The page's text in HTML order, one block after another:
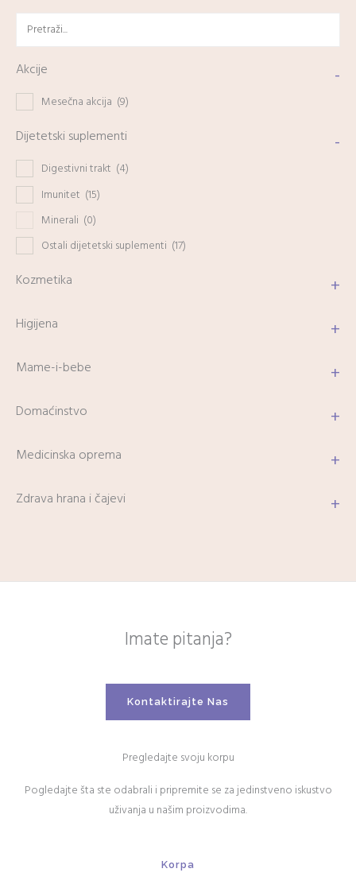
Akcije -
Mesečna akcija (9)
Dijetetski suplementi -
Digestivni trakt (4)
Imunitet (15)
Minerali (0)
Ostali dijetetski suplementi (17)
Kozmetika +
Higijena +
Mame-i-bebe +
Domaćinstvo +
Medicinska oprema +
Zdrava hrana i čajevi +
Imate pitanja?
Kontaktirajte Nas
Pregledajte svoju korpu
Pogledajte šta ste odabrali i pripremite se za jedinstveno iskustvo
uživanja u našim proizvodima.
Korpa